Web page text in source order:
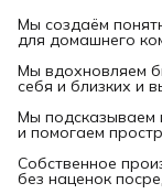
Мы создаём
для домашнего
Мы вдохновляем
себя и близких и
Мы подсказываем
и помогаем
Собственное
без наценок